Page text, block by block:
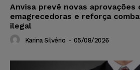
Anvisa prevê novas aprovações
emagrecedoras e reforça
ilegal
Karina Silvério - 05/08/2026